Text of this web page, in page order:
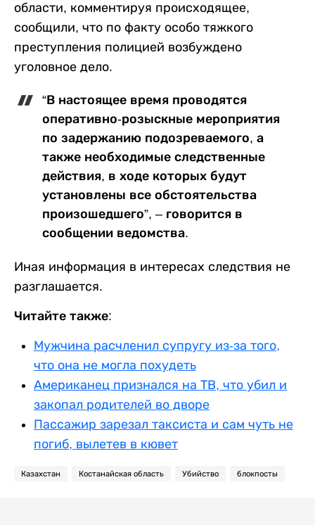
области, комментируя происходящее,
сообщили, что по факту особо тяжкого
преступления полицией возбуждено
уголовное дело.
“В настоящее время проводятся
оперативно-розыскные мероприятия
по задержанию подозреваемого, а
также необходимые следственные
действия, в ходе которых будут
установлены все обстоятельства
произошедшего”, – говорится в
сообщении ведомства.
Иная информация в интересах следствия не
разглашается.
Читайте также:
Мужчина расчленил супругу из-за того,
что она не могла похудеть
Американец признался на ТВ, что убил и
закопал родителей во дворе
Пассажир зарезал таксиста и сам чуть не
погиб, вылетев в кювет
Казахстан Костанайская область Убийство блокпосты